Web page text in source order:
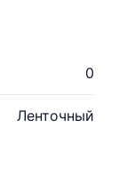
0
Ленточный